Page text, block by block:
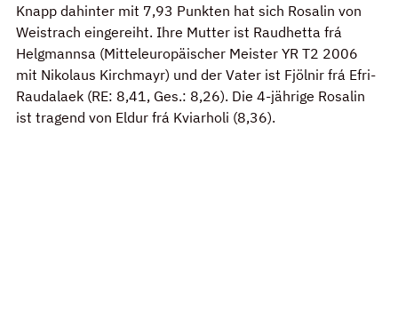
Knapp dahinter mit 7,93 Punkten hat sich Rosalin von
Weistrach eingereiht. Ihre Mutter ist Raudhetta frá
Helgmannsa (Mitteleuropäischer Meister YR T2 2006
mit Nikolaus Kirchmayr) und der Vater ist Fjölnir frá Efri-
Raudalaek (RE: 8,41, Ges.: 8,26). Die 4-jährige Rosalin
ist tragend von Eldur frá Kviarholi (8,36).